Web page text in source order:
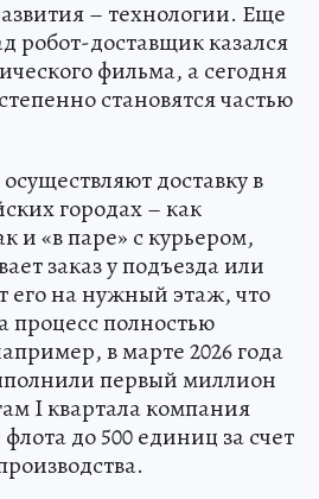
– технологии. Еще
робот-доставщик казался
фильма, а сегодня
становятся частью
доставку в
городах – как
и «в паре» с курьером,
заказ у подъезда или
его на нужный этаж, что
процесс полностью
в марте 2026 года
первый миллион
I квартала компания
до 500 единиц за счет